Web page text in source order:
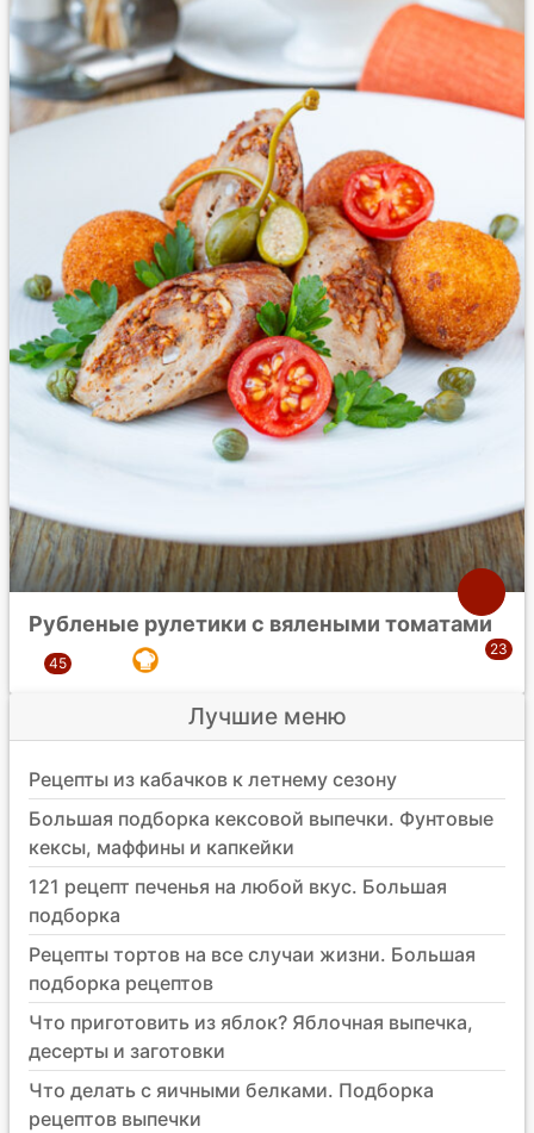
Рубленые рулетики с вялеными томатами
Лучшие меню
Рецепты из кабачков к летнему сезону
Большая подборка кексовой выпечки. Фунтовые
кексы, маффины и капкейки
121 рецепт печенья на любой вкус. Большая
подборка
Рецепты тортов на все случаи жизни. Большая
подборка рецептов
Что приготовить из яблок? Яблочная выпечка,
десерты и заготовки
Что делать с яичными белками. Подборка
рецептов выпечки